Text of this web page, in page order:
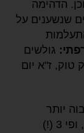
הדהימה
ישנם אנשים שנשענים על
גולשים
בטיק טוק, ז"א יום
יותר
מיו-טיוב (23.7 שעות חודשיות בממוצע), ופי 3 (!)